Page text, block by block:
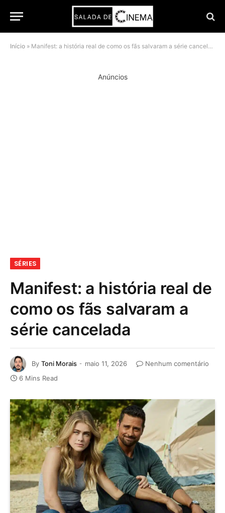
Início » Manifest: a história real de como os fãs salvaram a série cancelada
Anúncios
SÉRIES
Manifest: a história real de
como os fãs salvaram a
série cancelada
By Toni Morais maio 11, 2026
Nenhum comentário
6 Mins Read